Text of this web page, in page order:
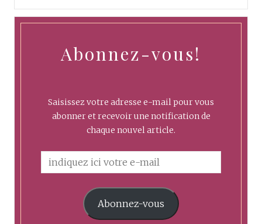
Abonnez-vous!
Saisissez votre adresse e-mail pour vous
abonner et recevoir une notification de
chaque nouvel article.
Abonnez-vous